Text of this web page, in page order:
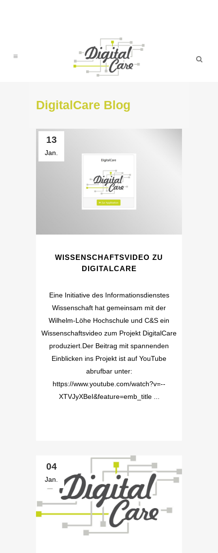
DigitalCare Blog
13
Jan.
WISSENSCHAFTSVIDEO ZU
DIGITALCARE
Eine Initiative des Informationsdienstes
Wissenschaft hat gemeinsam mit der
Wilhelm-Löhe Hochschule und C&S ein
Wissenschaftsvideo zum Projekt DigitalCare
produziert.Der Beitrag mit spannenden
Einblicken ins Projekt ist auf YouTube
abrufbar unter:
https://www.youtube.com/watch?v=--
XTVJyXBeI&feature=emb_title ...
04
Jan.